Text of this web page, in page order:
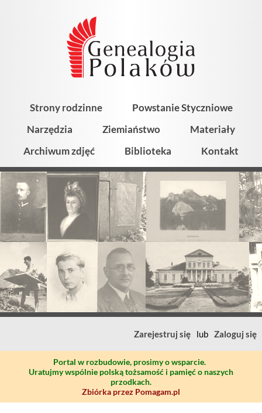
Strony rodzinne
Powstanie Styczniowe
Narzędzia
Ziemiaństwo
Materiały
Archiwum zdjęć
Biblioteka Kontakt
Zarejestruj się lub Zaloguj się
Portal w rozbudowie, prosimy o wsparcie.
Uratujmy wspólnie polską tożsamość i pamięć o naszych
przodkach.
Zbiórka przez Pomagam.pl